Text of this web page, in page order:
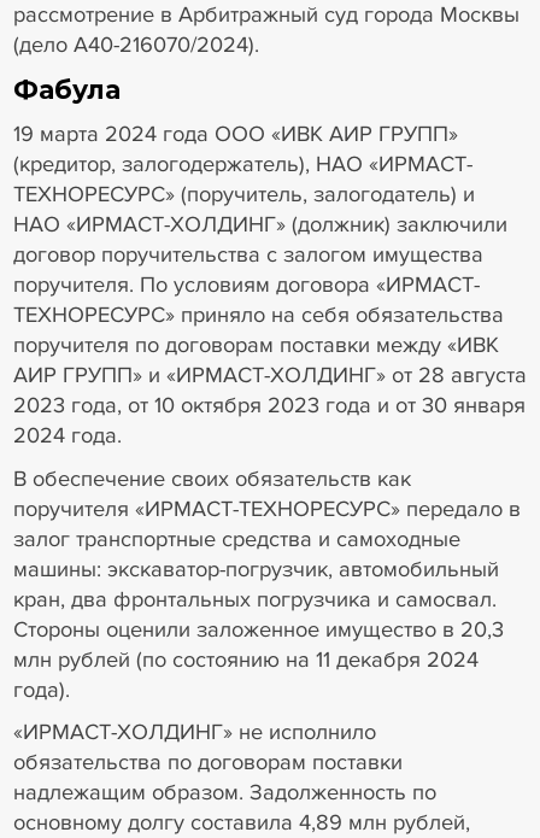
рассмотрение в Арбитражный суд города Москвы
(дело А40-216070/2024).
Фабула
19 марта 2024 года ООО «ИВК АИР ГРУПП»
(кредитор, залогодержатель), НАО «ИРМАСТ-
ТЕХНОРЕСУРС» (поручитель, залогодатель) и
НАО «ИРМАСТ-ХОЛДИНГ» (должник) заключили
договор поручительства с залогом имущества
поручителя. По условиям договора «ИРМАСТ-
ТЕХНОРЕСУРС» приняло на себя обязательства
поручителя по договорам поставки между «ИВК
АИР ГРУПП» и «ИРМАСТ-ХОЛДИНГ» от 28 августа
2023 года, от 10 октября 2023 года и от 30 января
2024 года.
В обеспечение своих обязательств как
поручителя «ИРМАСТ-ТЕХНОРЕСУРС» передало в
залог транспортные средства и самоходные
машины: экскаватор-погрузчик, автомобильный
кран, два фронтальных погрузчика и самосвал.
Стороны оценили заложенное имущество в 20,3
млн рублей (по состоянию на 11 декабря 2024
года).
«ИРМАСТ-ХОЛДИНГ» не исполнило
обязательства по договорам поставки
надлежащим образом. Задолженность по
основному долгу составила 4,89 млн рублей,